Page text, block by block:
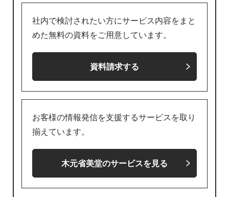
社内で検討されたい方にサービス内容をまと
めた無料の資料をご用意しています。
資料請求する
お客様の情報発信を支援するサービスを取り
揃えています。
木元省美堂のサービスを見る